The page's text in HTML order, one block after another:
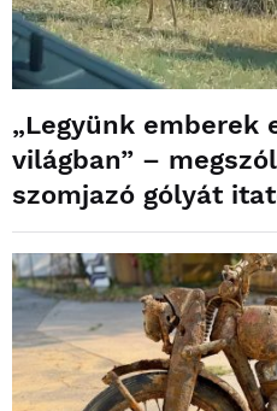
„Legyünk emberek
világban” –
szomjazó gólyát